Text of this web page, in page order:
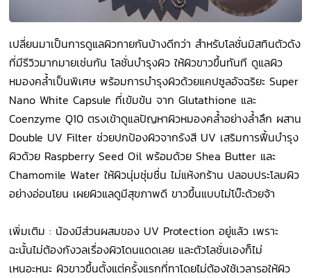
เปลี่ยนมาเป็นการดูแลผิวกายกันบ้างดีกว่า สำหรับโลชั่นมิสทินตัวดัง
ที่มีรีวิวมากมายเช่นกัน โลชั่นบำรุงผิว ให้ผิวขาวขึ้นทันที ดูแลผิว
หมองคล้ำเป็นพิเศษ พร้อมการบำรุงผิวด้วยแคปซูลอัจฉริยะ Super
Nano White Capsule ที่เข้มข้น จาก Glutathione และ
Coenzyme Q10 ตรงเข้าดูแลปัญหาผิวหมองคล้ำอย่างล้ำลึก ผสาน
Double UV Filter ช่วยปกป้องผิวจากรังสี UV เสริมการฟื้นบำรุง
ผิวด้วย Raspberry Seed Oil พร้อมด้วย Shea Butter และ
Chamomile Water ให้ผิวนุ่มชุ่มชื่น ไม่แห้งกร้าน ปลอบประโลมผิว
อย่างอ่อนโยน เผยผิวแลดูมีสุขภาพดี ขาวขึ้นแบบไม่โบ๊ะด้วยจ้า
เพิ่มเติม : น้องมีส่วนผสมของ UV Protection อยู่แล้ว เพราะ
ฉะนั้นไม่ต้องกังวลเรื่องผิวโดนแดดเลย และตัวโลชั่นเองก็ไม่
เหนอะหนะ ผิวขาวขึ้นตั้งแต่ครั้งแรกที่ทาโดยไม่ต้องใช้เวลารอให้ผิว